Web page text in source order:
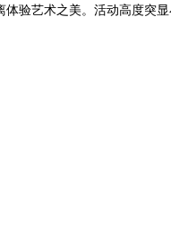
验艺术之美。活动高度突